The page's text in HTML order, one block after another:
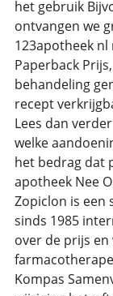
het gebruik
ontvangen we
123apotheek nl
Paperback
behandeling
recept
Lees dan
welke
het bedrag dat
apotheek Nee
Zopiclon is een
sinds 1985
over de prijs
Kompas